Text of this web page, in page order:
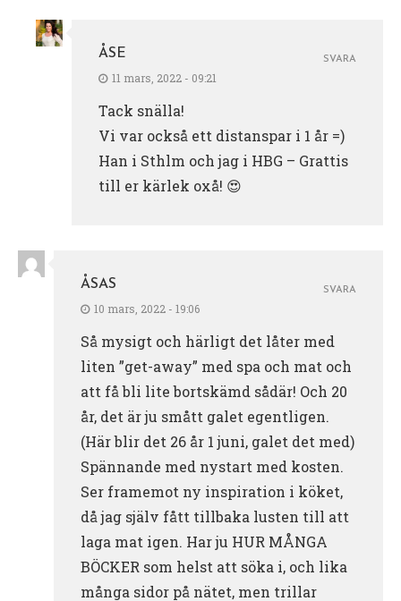
ÅSE
11 mars, 2022 - 09:21
Tack snälla!
Vi var också ett distanspar i 1 år =)
Han i Sthlm och jag i HBG – Grattis
till er kärlek oxå! 😍
SVARA
ÅSAS
10 mars, 2022 - 19:06
Så mysigt och härligt det låter med
liten ”get-away” med spa och mat och
att få bli lite bortskämd sådär! Och 20
år, det är ju smått galet egentligen.
(Här blir det 26 år 1 juni, galet det med)
Spännande med nystart med kosten.
Ser framemot ny inspiration i köket,
då jag själv fått tillbaka lusten till att
laga mat igen. Har ju HUR MÅNGA
BÖCKER som helst att söka i, och lika
många sidor på nätet, men trillar
SVARA